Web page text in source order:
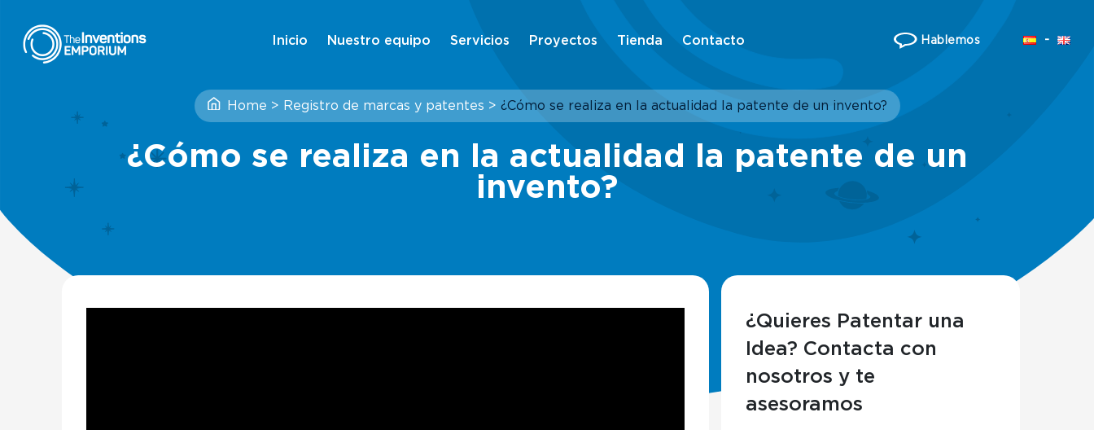
Inicio Nuestro equipo Servicios Proyectos Tienda Contacto Hablemos
Home > Registro de marcas y patentes > ¿Cómo se realiza en la actualidad la patente de un invento?
¿Cómo se realiza en la actualidad la patente de un
invento?
¿Quieres Patentar una
Idea? Contacta con
nosotros y te
asesoramos